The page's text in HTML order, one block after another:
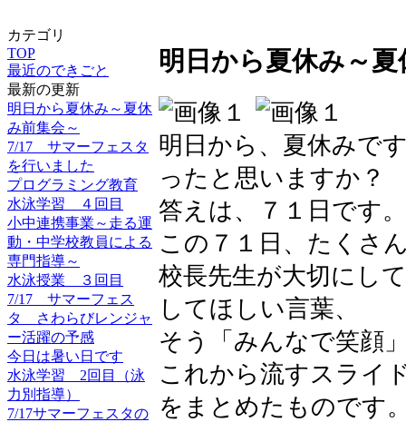
カテゴリ
TOP
最近のできごと
最新の更新
明日から夏休み～夏休
み前集会～
7/17 サマーフェスタ
を行いました
プログラミング教育
水泳学習 ４回目
小中連携事業～走る運
動・中学校教員による
専門指導～
水泳授業 ３回目
7/17 サマーフェス
タ さわらびレンジャ
ー活躍の予感
今日は暑い日です
水泳学習 2回目（泳
力別指導）
7/17サマーフェスタの
明日から夏休み～
明日から、夏休みで
ったと思いますか？
答えは、７１日です。
この７１日、たくさ
校長先生が大切にし
してほしい言葉、
そう「みんなで笑顔
これから流すスライ
をまとめたものです